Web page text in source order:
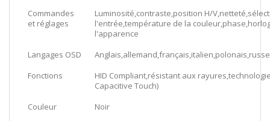
Commandes
et réglages
Luminosité,contraste,position H/
l'entrée,température de la
l'apparence
Langages OSD
Fonctions
HID Compliant,résistant aux
Capacitive Touch)
Couleur
Noir